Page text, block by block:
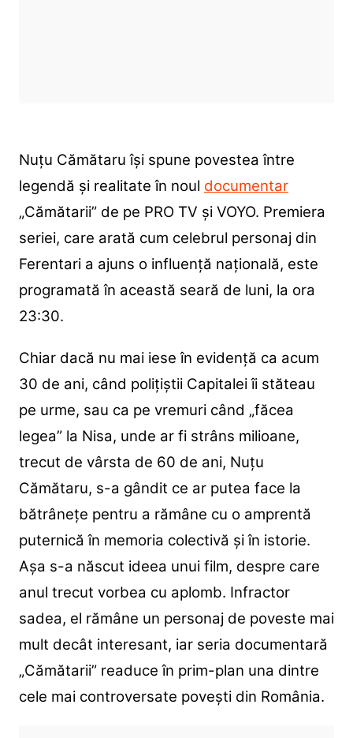
Nuțu Cămătaru își spune povestea între
legendă și realitate în noul documentar
„Cămătarii” de pe PRO TV și VOYO. Premiera
seriei, care arată cum celebrul personaj din
Ferentari a ajuns o influență națională, este
programată în această seară de luni, la ora
23:30.
Chiar dacă nu mai iese în evidență ca acum
30 de ani, când polițiștii Capitalei îi stăteau
pe urme, sau ca pe vremuri când „făcea
legea” la Nisa, unde ar fi strâns milioane,
trecut de vârsta de 60 de ani, Nuțu
Cămătaru, s-a gândit ce ar putea face la
bătrânețe pentru a rămâne cu o amprentă
puternică în memoria colectivă și în istorie.
Așa s-a născut ideea unui film, despre care
anul trecut vorbea cu aplomb. Infractor
sadea, el rămâne un personaj de poveste mai
mult decât interesant, iar seria documentară
„Cămătarii” readuce în prim-plan una dintre
cele mai controversate povești din România.